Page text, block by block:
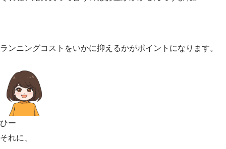
ランニングコストをいかに抑えるかがポイントになります。
ひー
それに、